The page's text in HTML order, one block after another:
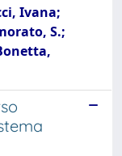
Ivana;
S.;